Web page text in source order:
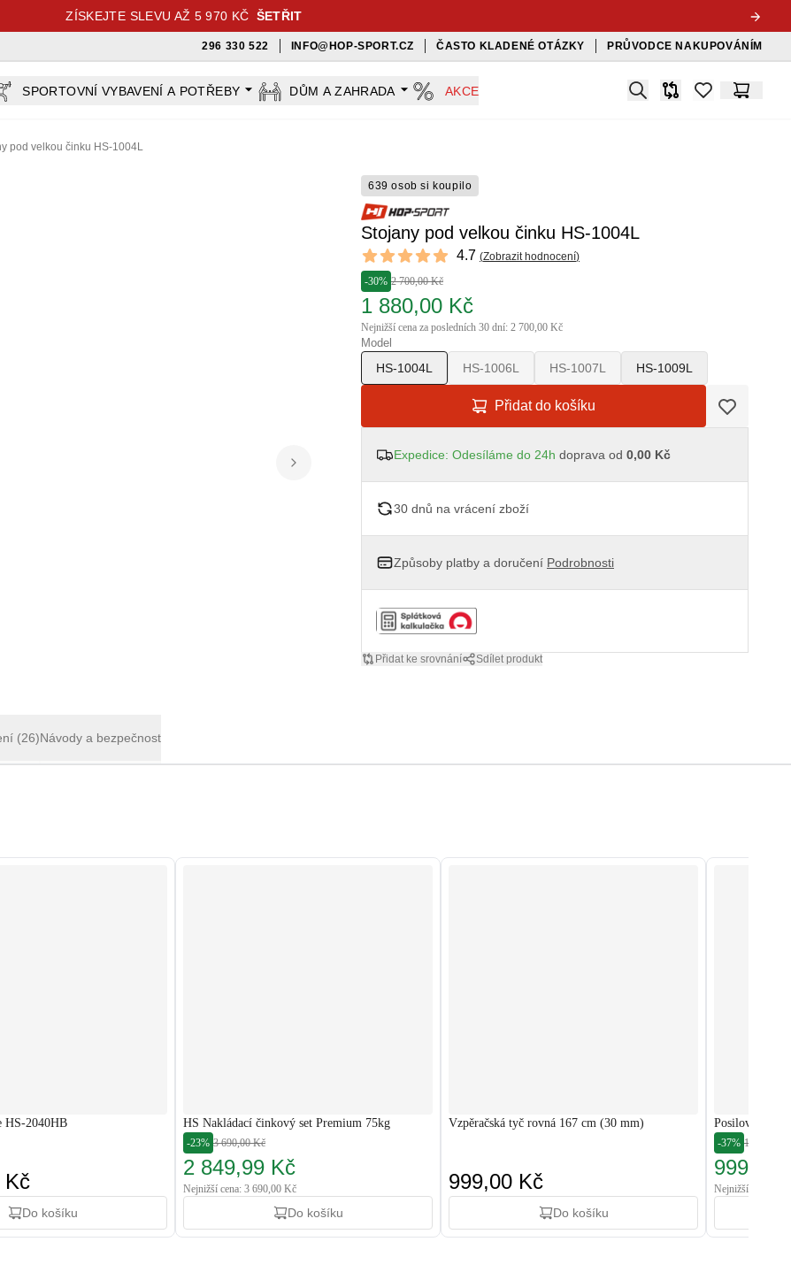
ZÍSKEJTE SLEVU AŽ 5 970 KČ ŠETŘIT
296 330 522 INFO@HOP-SPORT.CZ ČASTO KLADENÉ OTÁZKY PRŮVODCE NAKUPOVÁNÍM
SPORTOVNÍ VYBAVENÍ A POTŘEBY DŮM A ZAHRADA AKCE Search
Srovnávačitems inKošík
pod velkou činku HS-1004L
639 osob si koupilo
Stojany pod velkou činku HS-1004L
Reviews
4.7 out of 5 stars 4.7 (Zobrazit hodnocení)
-30% 2 700,00 Kč
1 880,00 Kč
Nejnižší cena za posledních 30 dní: 2 700,00 Kč
Model
HS-1004L HS-1006L HS-1007L HS-1009L
Přidat do košíku
Expedice: Odesíláme do 24h doprava od 0,00 Kč
30 dnů na vrácení zboží
Způsoby platby a doručení Podrobnosti
Přidat ke srovnání Sdílet produkt
(26)Návody a bezpečnost
HS-2040HB
Kč
Do košíku
HS Nakládací činkový set Premium 75kg
-23% 3 690,00 Kč
2 849,99 Kč
Nejnižší cena: 3 690,00 Kč
Do košíku
Vzpěračská tyč rovná 167 cm (30 mm)
999,00 Kč
Do košíku
Posilovací
-37% 1 590,00
999,49
Nejnižší cena: 1